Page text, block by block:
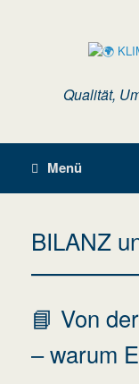
Qualität,
Menü
BILANZ
📘 Von
– warum